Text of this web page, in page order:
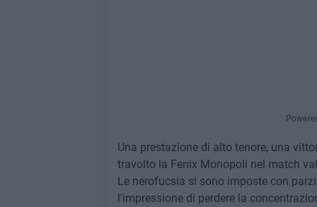
Una prestazione di alto tenore, una
travolto la Fenix Monopoli nel match
Le nerofucsia si sono imposte con
l'impressione di perdere la